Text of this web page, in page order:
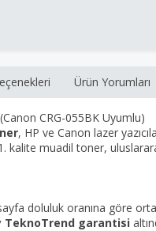
Ürün Yorumları
CRG-055BK Uyumlu)
, HP ve Canon lazer
muadil toner,
doluluk oranına göre
TeknoTrend garantisi